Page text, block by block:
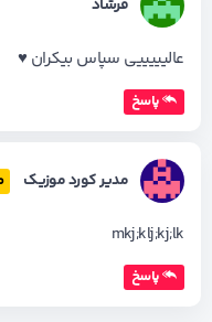
فرشاد
عالیییییی سپاس بیکران ♥️
پاسخ
مدیر کورد موزیک
mkj;klj;kj;lk
پاسخ